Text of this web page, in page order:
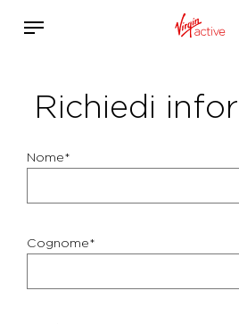
Richiedi
Nome*
Cognome*